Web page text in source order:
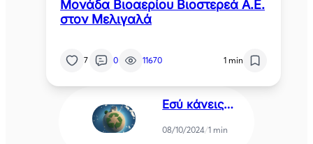
Μονάδα Βιοαερίου Βιοστερεά Α.Ε.
στον Μελιγαλά
7 0 11670 1 min
Εσύ κάνεις
08/10/2024/1 min